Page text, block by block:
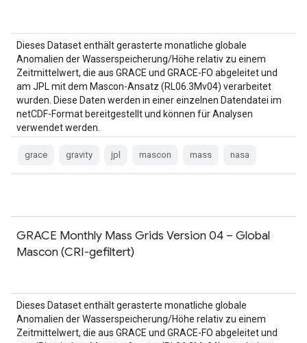
Dieses Dataset enthält gerasterte monatliche globale
Anomalien der Wasserspeicherung/Höhe relativ zu einem
Zeitmittelwert, die aus GRACE und GRACE-FO abgeleitet und
am JPL mit dem Mascon-Ansatz (RL06.3Mv04) verarbeitet
wurden. Diese Daten werden in einer einzelnen Datendatei im
netCDF-Format bereitgestellt und können für Analysen
verwendet werden.
grace gravity jpl mascon mass nasa
GRACE Monthly Mass Grids Version 04 – Global
Mascon (CRI-gefiltert)
Dieses Dataset enthält gerasterte monatliche globale
Anomalien der Wasserspeicherung/Höhe relativ zu einem
Zeitmittelwert, die aus GRACE und GRACE-FO abgeleitet und